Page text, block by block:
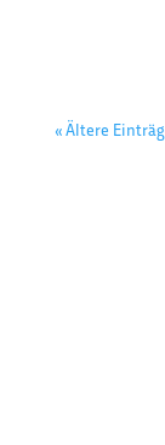
« Ältere